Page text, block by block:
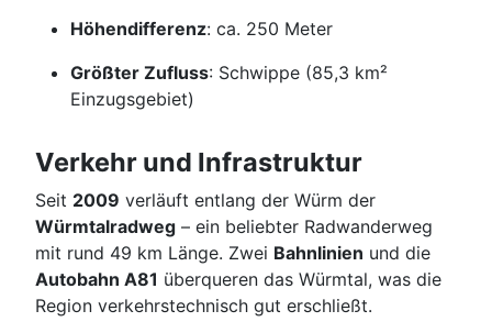
Höhendifferenz: ca. 250 Meter
Größter Zufluss: Schwippe (85,3 km²
Einzugsgebiet)
Verkehr und Infrastruktur
Seit 2009 verläuft entlang der Würm der
Würmtalradweg – ein beliebter Radwanderweg
mit rund 49 km Länge. Zwei Bahnlinien und die
Autobahn A81 überqueren das Würmtal, was die
Region verkehrstechnisch gut erschließt.